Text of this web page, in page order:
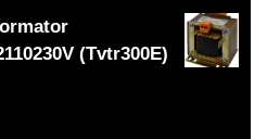
(Tvtr300E)